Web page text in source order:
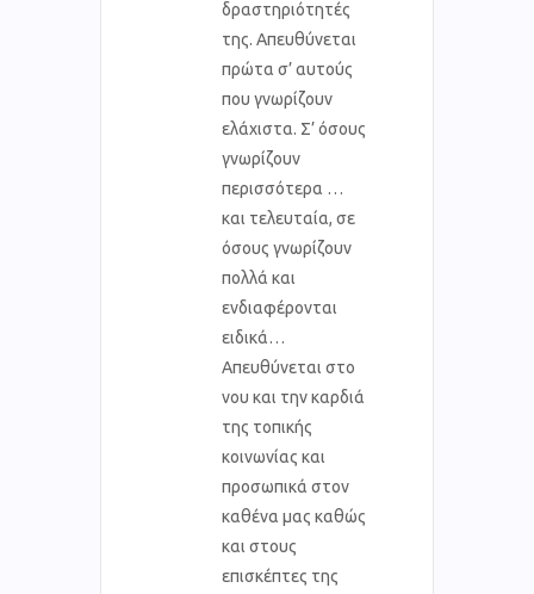
δραστηριότητές
της. Απευθύνεται
πρώτα σ’ αυτούς
που γνωρίζουν
ελάχιστα. Σ’ όσους
γνωρίζουν
περισσότερα …
και τελευταία, σε
όσους γνωρίζουν
πολλά και
ενδιαφέρονται
ειδικά…
Απευθύνεται στο
νου και την καρδιά
της τοπικής
κοινωνίας και
προσωπικά στον
καθένα μας καθώς
και στους
επισκέπτες της